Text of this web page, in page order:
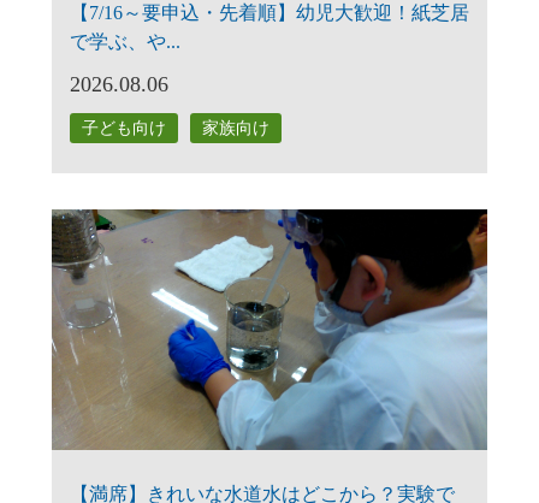
【7/16～要申込・先着順】幼児大歓迎！紙芝居
で学ぶ、や...
2026.08.06
子ども向け 家族向け
【満席】きれいな水道水はどこから？実験で